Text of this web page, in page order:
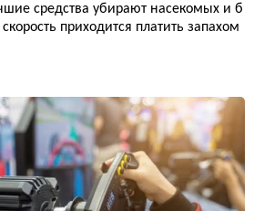
средства убирают насекомых и б
приходится платить запахом